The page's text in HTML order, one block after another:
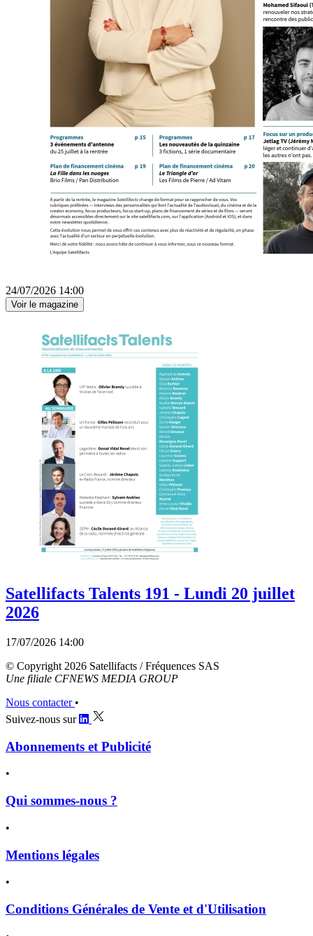
24/07/2026 14:00
Voir le magazine
Satellifacts Talents 191 - Lundi 20 juillet
2026
17/07/2026 14:00
© Copyright 2026 Satellifacts / Fréquences SAS
Une filiale CFNEWS MEDIA GROUP
Nous contacter •
Suivez-nous sur
Abonnements et Publicité
•
Qui sommes-nous ?
•
Mentions légales
•
Conditions Générales de Vente et d'Utilisation